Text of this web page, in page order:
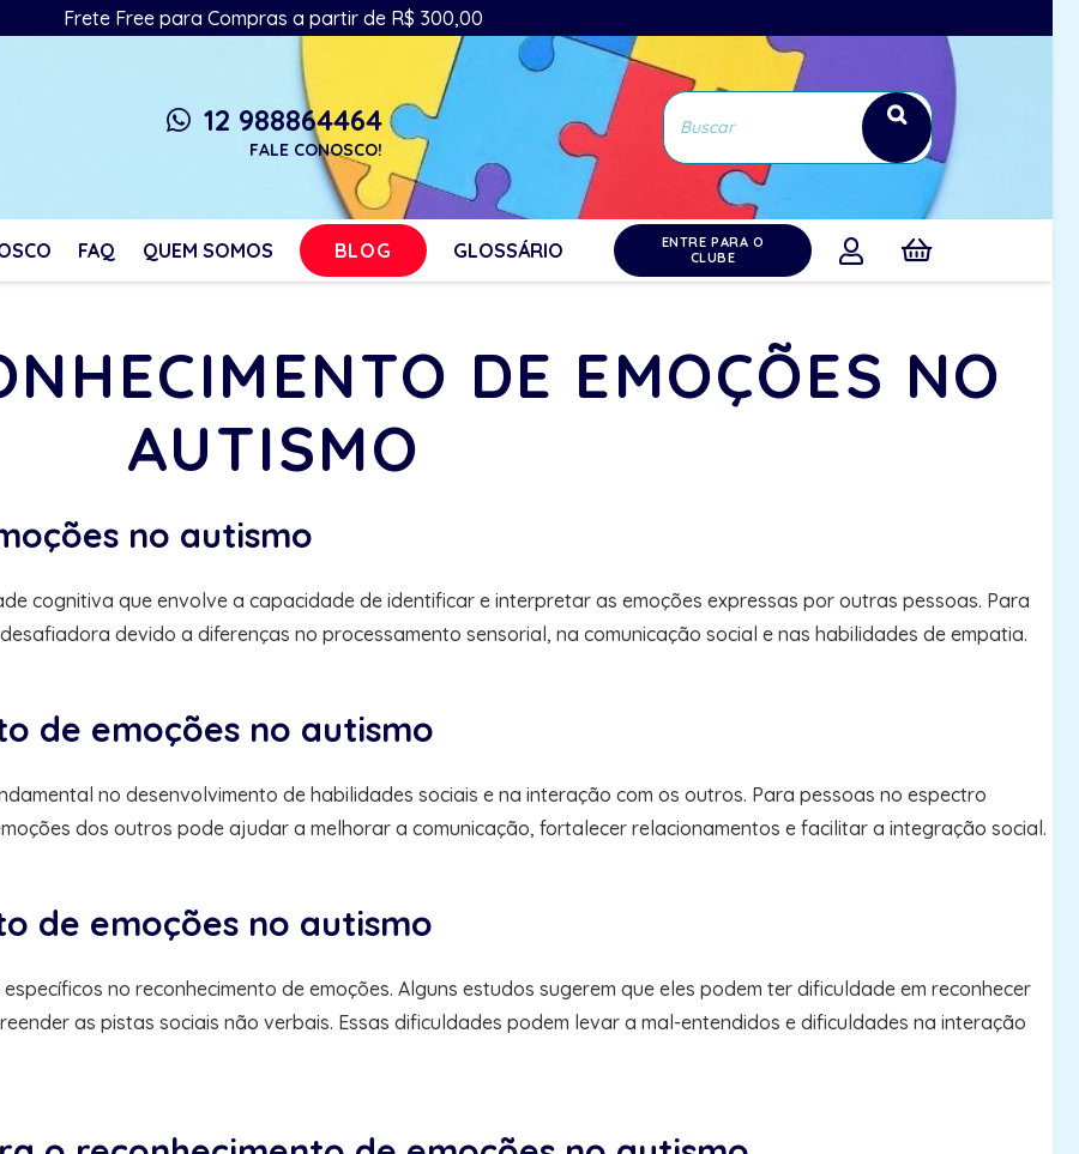
Frete Free para Compras a partir de R$ 300,00
whatsapp 12 988864464
FALE CONOSCO!
FAQ QUEM SOMOS BLOG GLOSSÁRIO
ENTRE PARA O
CLUBE
DE EMOÇÕES NO
AUTISMO
no autismo
cognitiva que envolve a capacidade de identificar e interpretar as emoções expressas por outras pessoas. Para
devido a diferenças no processamento sensorial, na comunicação social e nas habilidades de empatia.
de emoções no autismo
no desenvolvimento de habilidades sociais e na interação com os outros. Para pessoas no espectro
dos outros pode ajudar a melhorar a comunicação, fortalecer relacionamentos e facilitar a integração social.
de emoções no autismo
no reconhecimento de emoções. Alguns estudos sugerem que eles podem ter dificuldade em reconhecer
as pistas sociais não verbais. Essas dificuldades podem levar a mal-entendidos e dificuldades na interação